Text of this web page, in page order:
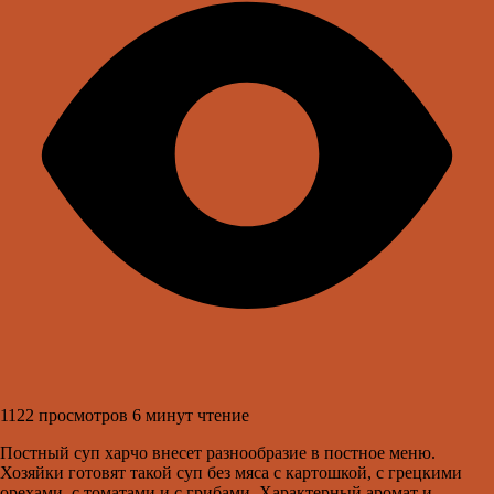
1122 просмотров 6 минут чтение
Постный суп харчо внесет разнообразие в постное меню.
Хозяйки готовят такой суп без мяса с картошкой, с грецкими